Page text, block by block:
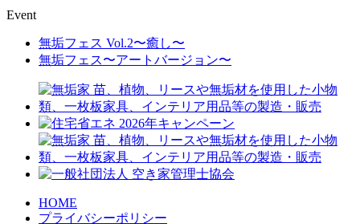
Event
無垢フェス Vol.2〜癒し〜
無垢フェス〜アートバージョン〜
HOME
プライバシーポリシー